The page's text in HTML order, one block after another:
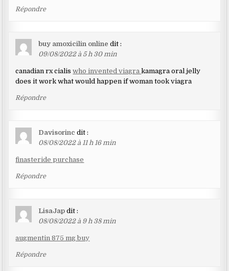
Répondre
buy amoxicilin online dit :
09/08/2022 à 5 h 30 min
canadian rx cialiswho invented viagrakamagra oral jelly
does it work what would happen if woman took viagra
Répondre
Davisorinc dit :
08/08/2022 à 11 h 16 min
finasteride purchase
Répondre
LisaJap dit :
08/08/2022 à 9 h 38 min
augmentin 875 mg buy
Répondre